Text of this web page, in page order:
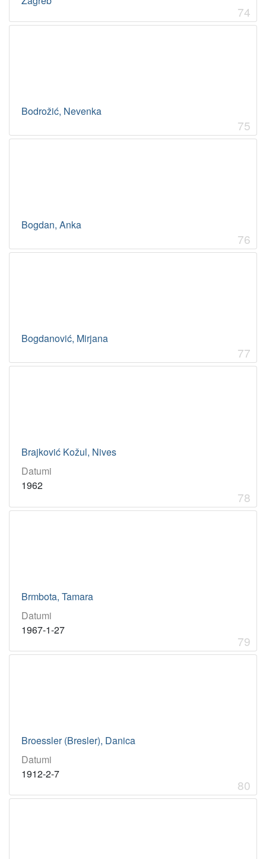
74
Bodrožić, Nevenka
75
Bogdan, Anka
76
Bogdanović, Mirjana
77
Brajković Kožul, Nives
Datumi
1962
78
Brmbota, Tamara
Datumi
1967-1-27
79
Broessler (Bresler), Danica
Datumi
1912-2-7
80